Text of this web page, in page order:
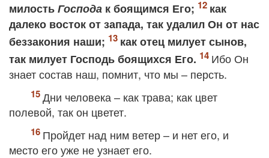
милостьГоспода к боящимся Его;
как
далеко восток от запада, так удалил Он от нас
беззакония наши;
как отец милует сынов,
так милует Господь боящихся Его.
Ибо Он
знает состав наш, помнит, что мы – персть.
Дни человека – как трава; как цвет
полевой, так он цветет.
Пройдет над ним ветер – и нет его, и
место его уже не узнает его.